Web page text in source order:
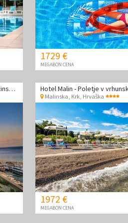
1729 €
MEGABON CENA
Aminess Younique Narrivi Hotel - Luksuzno družinsko poletje ob morju
Malinska, Krk, Hrvaška
1972 €
MEGABON CENA